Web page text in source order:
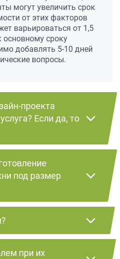
могут увеличить срок
от этих факторов
варьироваться от 1,5
основному сроку
добавлять 5-10 дней
вопросы.
проекта
Если да, то
под размер
при их